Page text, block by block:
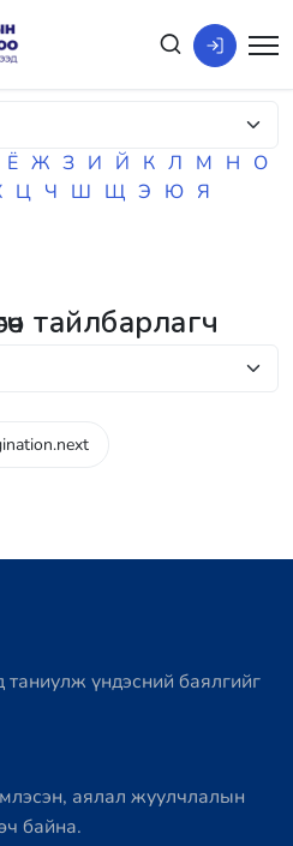
Ё Ж З И Й К Л М Н О
Ц Ч Ш Щ Э Ю Я
тайлбарлагч
үндэсний баялгийг
аялал жуулчлалын
байна.